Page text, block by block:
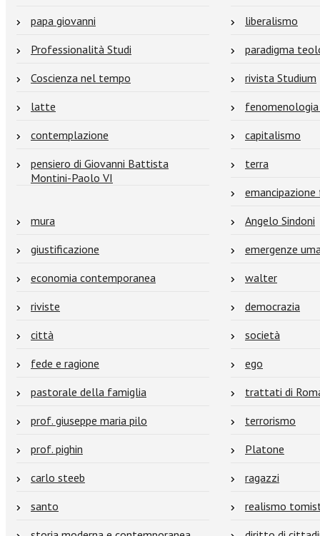
papa giovanni
liberalismo
Professionalità Studi
paradigma
Coscienza nel tempo
rivista Studium
latte
contemplazione
capitalismo
pensiero di Giovanni Battista
Montini-Paolo VI
terra
mura
Angelo Sindoni
giustificazione
emergenze
economia contemporanea
walter
riviste
democrazia
città
società
fede e ragione
ego
pastorale della famiglia
trattati di
prof. giuseppe maria pilo
terrorismo
prof. pighin
Platone
carlo steeb
ragazzi
santo
realismo